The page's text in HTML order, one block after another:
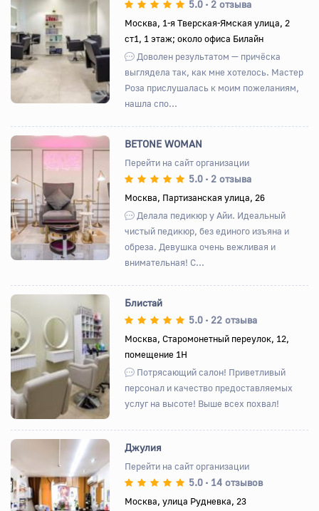
Назад Вперед
5.0 • 2 отзыва
Москва, 1-я Тверская-Ямская улица, 2
ст1, 1 этаж; около офиса Билайн
Доволен результатом — причёска
выглядела так, как мне хотелось. Мастер
Роза прислушалась к моим пожеланиям,
нашла спо...
Назад Вперед
BETONE WOMAN
Перейти на сайт организации
5.0 • 2 отзыва
Москва, Партизанская улица, 26
Делала педикюр у Айи. Идеальный
чистый педикюр, без единого изъяна и
обреза. Девушка очень вежливая и
внимательная! С...
Назад Вперед
Блистай
5.0 • 22 отзыва
Москва, Старомонетный переулок, 12,
помещение 1Н
Потрясающий салон! Приветливый
персонал и качество предоставляемых
услуг на высоте! Выше всех похвал!
Назад Вперед
Джулия
Перейти на сайт организации
5.0 • 14 отзывов
Москва, улица Рудневка, 23